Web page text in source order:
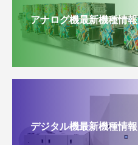
アナログ機最新機種情報
デジタル機最新機種情報